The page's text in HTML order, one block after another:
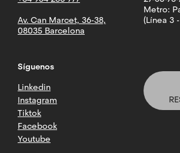
Av. Can Marcet, 36-38,
08035 Barcelona
Metro:
(Línea 3
Síguenos
Linkedin
Instagram
Tiktok
Facebook
Youtube